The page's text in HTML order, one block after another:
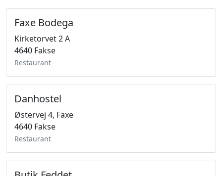
Faxe Bodega
Kirketorvet 2 A
4640 Fakse
Restaurant
Danhostel
Østervej 4, Faxe
4640 Fakse
Restaurant